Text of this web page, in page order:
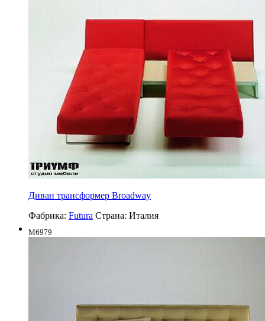
Диван трансформер Broadway
Фабрика: Futura Страна: Италия
M6979